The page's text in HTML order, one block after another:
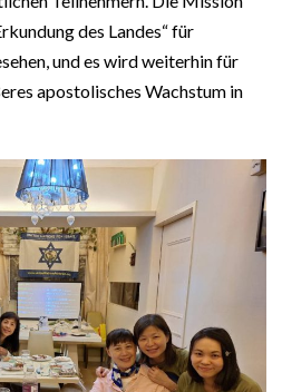
des Landes“ für
und es wird weiterhin für
apostolisches Wachstum in